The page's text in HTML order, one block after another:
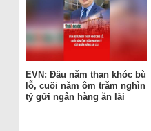
EVN: Đầu năm than khóc bù
lỗ, cuối năm ôm trăm nghìn
tỷ gửi ngân hàng ăn lãi